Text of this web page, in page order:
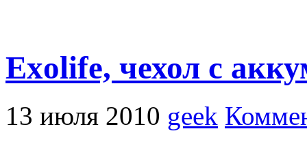
Exolife, чехол с
13 июля 2010 geek